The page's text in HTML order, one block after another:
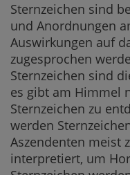
Sternzeichen sind
und Anordnungen
Auswirkungen auf
zugesprochen
Sternzeichen sind
es gibt am Himmel
Sternzeichen zu
werden
Aszendenten meist
interpretiert, um